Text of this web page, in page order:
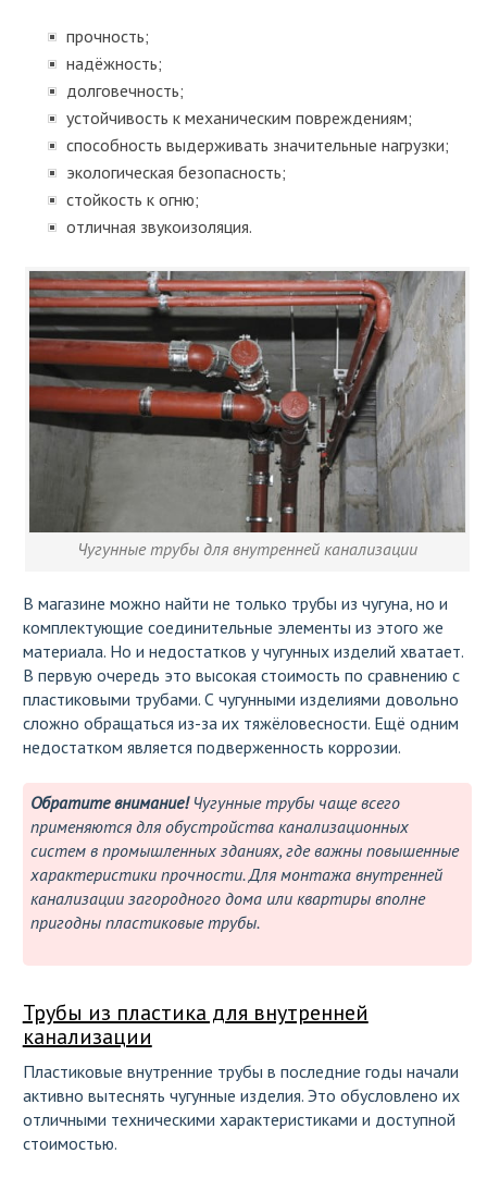
прочность;
надёжность;
долговечность;
устойчивость к механическим повреждениям;
способность выдерживать значительные нагрузки;
экологическая безопасность;
стойкость к огню;
отличная звукоизоляция.
Чугунные трубы для внутренней канализации
В магазине можно найти не только трубы из чугуна, но и
комплектующие соединительные элементы из этого же
материала. Но и недостатков у чугунных изделий хватает.
В первую очередь это высокая стоимость по сравнению с
пластиковыми трубами. С чугунными изделиями довольно
сложно обращаться из-за их тяжёловесности. Ещё одним
недостатком является подверженность коррозии.
Обратите внимание!Чугунные трубы чаще всего
применяются для обустройства канализационных
систем в промышленных зданиях, где важны повышенные
характеристики прочности. Для монтажа внутренней
канализации загородного дома или квартиры вполне
пригодны пластиковые трубы.
Трубы из пластика для внутренней
канализации
Пластиковые внутренние трубы в последние годы начали
активно вытеснять чугунные изделия. Это обусловлено их
отличными техническими характеристиками и доступной
стоимостью.